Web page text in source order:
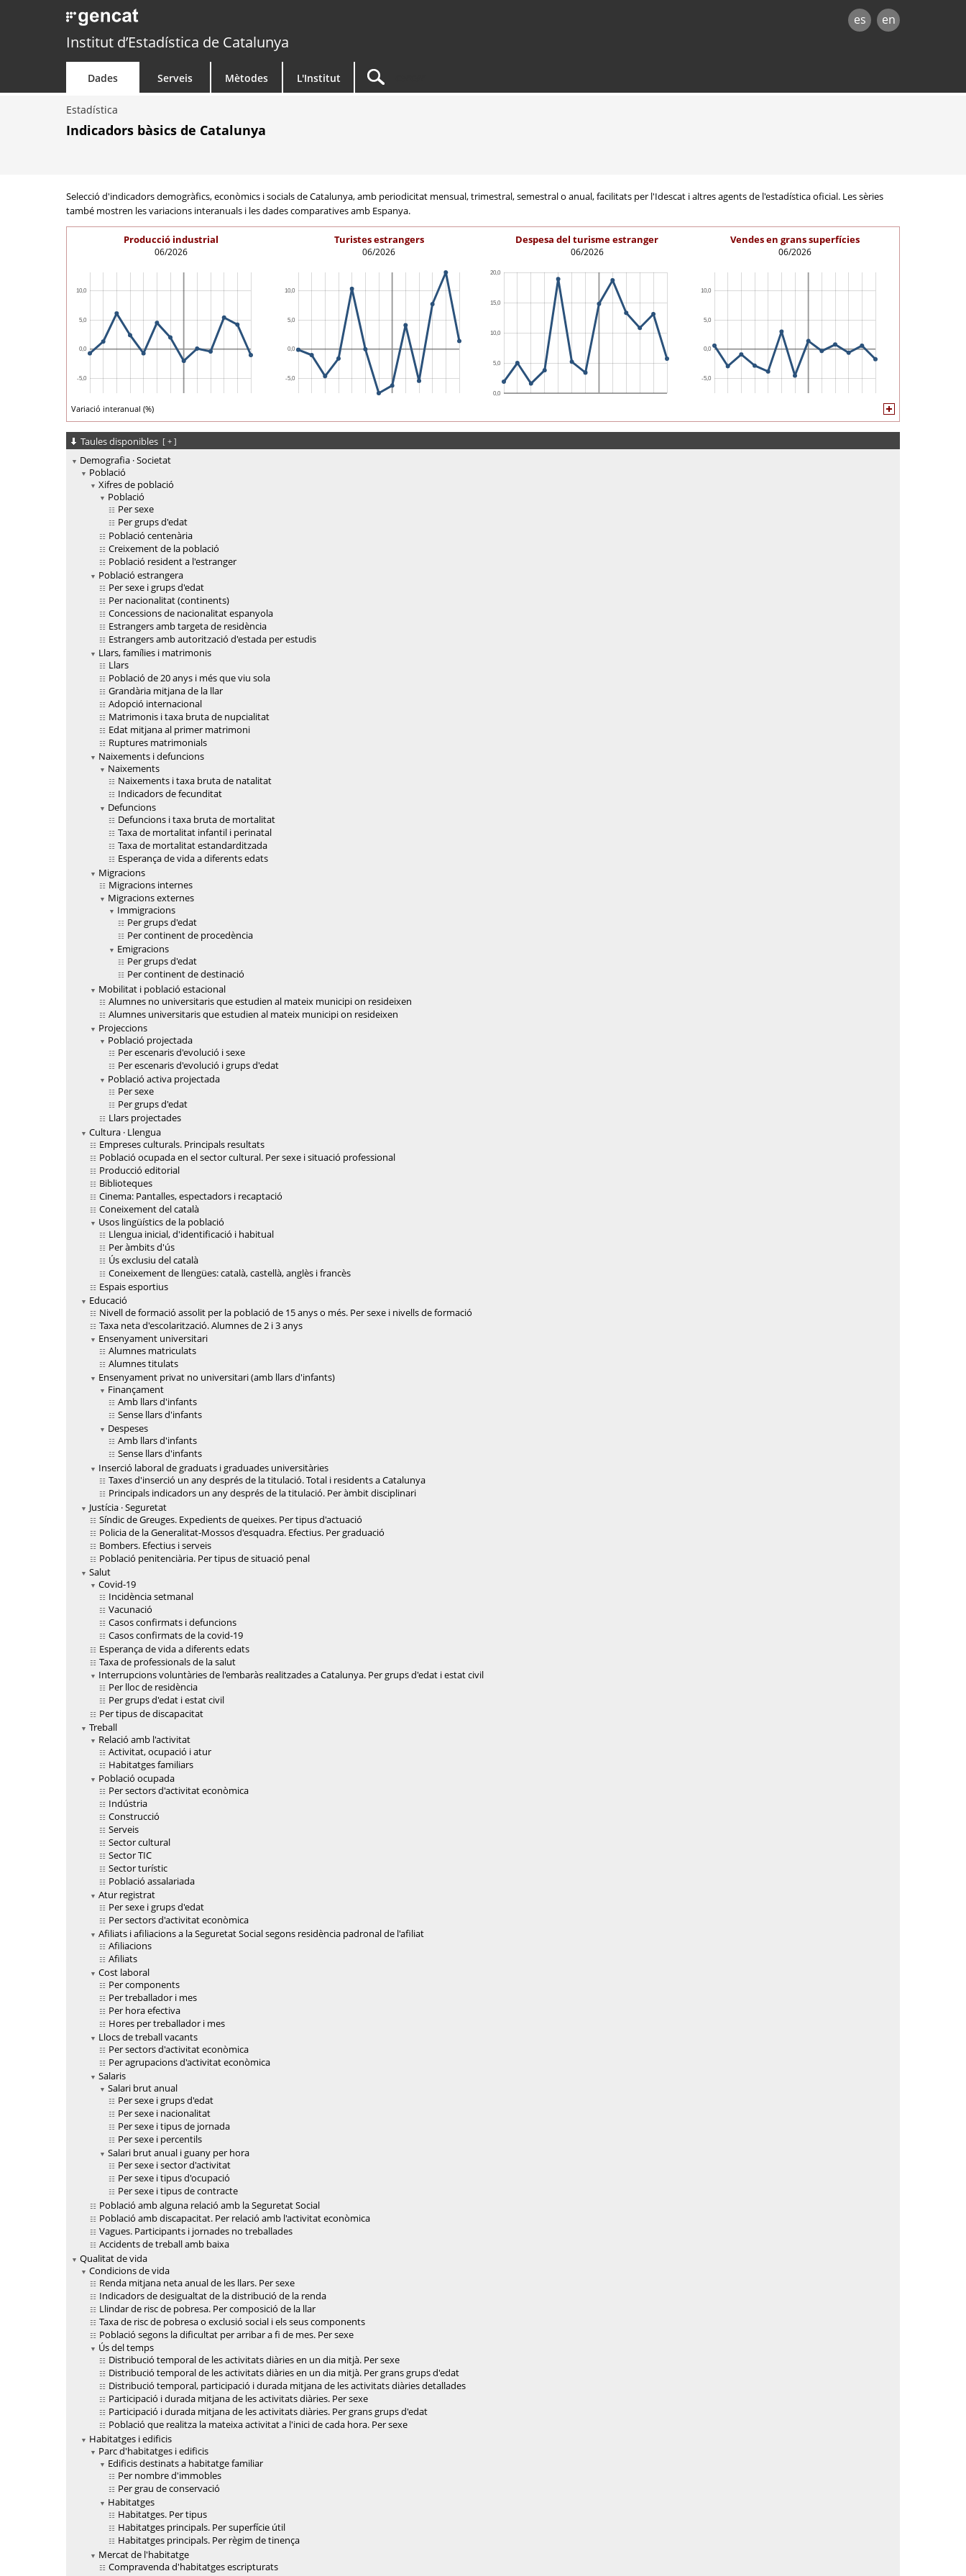
es en
Institut d’Estadística de Catalunya
Dades Serveis Mètodes L'Institut
Estadística
Indicadors bàsics de Catalunya
Selecció d'indicadors demogràfics, econòmics i socials de Catalunya, amb periodicitat mensual, trimestral, semestral o anual, facilitats per l'Idescat i altres agents de l'estadística oficial. Les sèries
també mostren les variacions interanuals i les dades comparatives amb Espanya.
Producció industrial
06/2026
Turistes estrangers
06/2026
Despesa del turisme estranger
06/2026
Vendes en grans superfícies
06/2026
Variació interanual (%)
Taules disponibles [ + ]
Demografia · Societat
Població
Xifres de població
Població
Per sexe
Per grups d'edat
Població centenària
Creixement de la població
Població resident a l'estranger
Població estrangera
Per sexe i grups d'edat
Per nacionalitat (continents)
Concessions de nacionalitat espanyola
Estrangers amb targeta de residència
Estrangers amb autorització d'estada per estudis
Llars, famílies i matrimonis
Llars
Població de 20 anys i més que viu sola
Grandària mitjana de la llar
Adopció internacional
Matrimonis i taxa bruta de nupcialitat
Edat mitjana al primer matrimoni
Ruptures matrimonials
Naixements i defuncions
Naixements
Naixements i taxa bruta de natalitat
Indicadors de fecunditat
Defuncions
Defuncions i taxa bruta de mortalitat
Taxa de mortalitat infantil i perinatal
Taxa de mortalitat estandarditzada
Esperança de vida a diferents edats
Migracions
Migracions internes
Migracions externes
Immigracions
Per grups d'edat
Per continent de procedència
Emigracions
Per grups d'edat
Per continent de destinació
Mobilitat i població estacional
Alumnes no universitaris que estudien al mateix municipi on resideixen
Alumnes universitaris que estudien al mateix municipi on resideixen
Projeccions
Població projectada
Per escenaris d'evolució i sexe
Per escenaris d'evolució i grups d'edat
Població activa projectada
Per sexe
Per grups d'edat
Llars projectades
Cultura · Llengua
Empreses culturals. Principals resultats
Població ocupada en el sector cultural. Per sexe i situació professional
Producció editorial
Biblioteques
Cinema: Pantalles, espectadors i recaptació
Coneixement del català
Usos lingüístics de la població
Llengua inicial, d'identificació i habitual
Per àmbits d'ús
Ús exclusiu del català
Coneixement de llengües: català, castellà, anglès i francès
Espais esportius
Educació
Nivell de formació assolit per la població de 15 anys o més. Per sexe i nivells de formació
Taxa neta d'escolarització. Alumnes de 2 i 3 anys
Ensenyament universitari
Alumnes matriculats
Alumnes titulats
Ensenyament privat no universitari (amb llars d'infants)
Finançament
Amb llars d'infants
Sense llars d'infants
Despeses
Amb llars d'infants
Sense llars d'infants
Inserció laboral de graduats i graduades universitàries
Taxes d'inserció un any després de la titulació. Total i residents a Catalunya
Principals indicadors un any després de la titulació. Per àmbit disciplinari
Justícia · Seguretat
Síndic de Greuges. Expedients de queixes. Per tipus d'actuació
Policia de la Generalitat-Mossos d'esquadra. Efectius. Per graduació
Bombers. Efectius i serveis
Població penitenciària. Per tipus de situació penal
Salut
Covid-19
Incidència setmanal
Vacunació
Casos confirmats i defuncions
Casos confirmats de la covid-19
Esperança de vida a diferents edats
Taxa de professionals de la salut
Interrupcions voluntàries de l'embaràs realitzades a Catalunya. Per grups d'edat i estat civil
Per lloc de residència
Per grups d'edat i estat civil
Per tipus de discapacitat
Treball
Relació amb l'activitat
Activitat, ocupació i atur
Habitatges familiars
Població ocupada
Per sectors d'activitat econòmica
Indústria
Construcció
Serveis
Sector cultural
Sector TIC
Sector turístic
Població assalariada
Atur registrat
Per sexe i grups d'edat
Per sectors d'activitat econòmica
Afiliats i afiliacions a la Seguretat Social segons residència padronal de l'afiliat
Afiliacions
Afiliats
Cost laboral
Per components
Per treballador i mes
Per hora efectiva
Hores per treballador i mes
Llocs de treball vacants
Per sectors d'activitat econòmica
Per agrupacions d'activitat econòmica
Salaris
Salari brut anual
Per sexe i grups d'edat
Per sexe i nacionalitat
Per sexe i tipus de jornada
Per sexe i percentils
Salari brut anual i guany per hora
Per sexe i sector d'activitat
Per sexe i tipus d'ocupació
Per sexe i tipus de contracte
Població amb alguna relació amb la Seguretat Social
Població amb discapacitat. Per relació amb l'activitat econòmica
Vagues. Participants i jornades no treballades
Accidents de treball amb baixa
Qualitat de vida
Condicions de vida
Renda mitjana neta anual de les llars. Per sexe
Indicadors de desigualtat de la distribució de la renda
Llindar de risc de pobresa. Per composició de la llar
Taxa de risc de pobresa o exclusió social i els seus components
Població segons la dificultat per arribar a fi de mes. Per sexe
Ús del temps
Distribució temporal de les activitats diàries en un dia mitjà. Per sexe
Distribució temporal de les activitats diàries en un dia mitjà. Per grans grups d'edat
Distribució temporal, participació i durada mitjana de les activitats diàries detallades
Participació i durada mitjana de les activitats diàries. Per sexe
Participació i durada mitjana de les activitats diàries. Per grans grups d'edat
Població que realitza la mateixa activitat a l'inici de cada hora. Per sexe
Habitatges i edificis
Parc d'habitatges i edificis
Edificis destinats a habitatge familiar
Per nombre d'immobles
Per grau de conservació
Habitatges
Habitatges. Per tipus
Habitatges principals. Per superfície útil
Habitatges principals. Per règim de tinença
Mercat de l'habitatge
Compravenda d'habitatges escripturats